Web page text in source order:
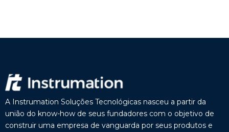
A Instrumation Soluções Tecnológicas nasceu a partir da
união do know-how de seus fundadores com o objetivo de
construir uma empresa de vanguarda por seus produtos e